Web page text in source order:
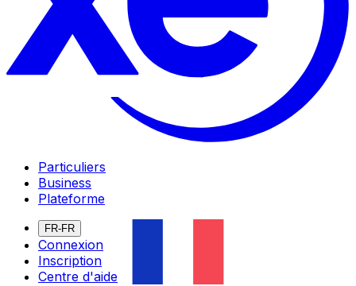
Particuliers
Business
Plateforme
FR-FR
Connexion
Inscription
Centre d'aide